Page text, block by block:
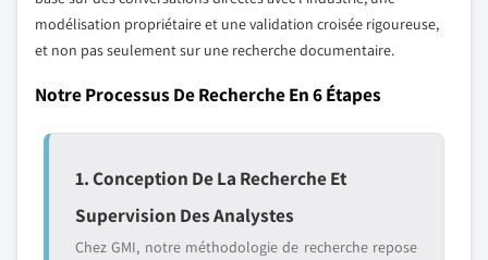
modélisation propriétaire et une validation croisée rigoureuse,
et non pas seulement sur une recherche documentaire.
Notre Processus De Recherche En 6 Étapes
1. Conception De La Recherche Et
Supervision Des Analystes
Chez GMI, notre méthodologie de recherche repose